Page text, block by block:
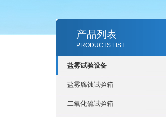
产品列表
PRODUCTS LIST
盐雾试验设备
盐雾腐蚀试验箱
二氧化硫试验箱